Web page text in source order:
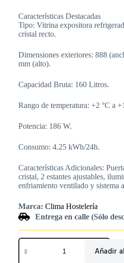
Características Destacadas
Tipo: Vitrina expositora
cristal recto.
Dimensiones exteriores: 888
mm (alto).
Capacidad Bruta: 160 Litros.
Rango de temperatura: +2 °C a
Potencia: 186 W.
Consumo: 4.25 kWh/24h.
Características Adicionales:
cristal, 2 estantes ajustables,
enfriamiento ventilado y sistema
Marca: Clima Hostelería
Entrega en calle (Sólo
Añadir